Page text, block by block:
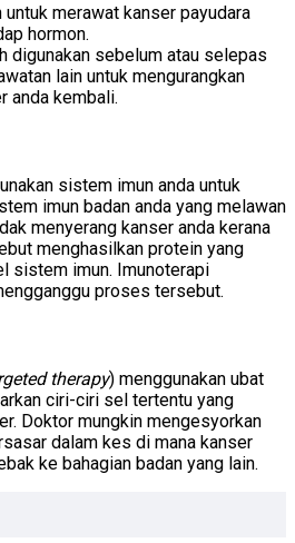
untuk merawat kanser payudara
hormon.
digunakan sebelum atau selepas
lain untuk mengurangkan
anda kembali.
sistem imun anda untuk
imun badan anda yang melawan
menyerang kanser anda kerana
menghasilkan protein yang
sistem imun. Imunoterapi
proses tersebut.
therapy) menggunakan ubat
ciri-ciri sel tertentu yang
Doktor mungkin mengesyorkan
dalam kes di mana kanser
ke bahagian badan yang lain.